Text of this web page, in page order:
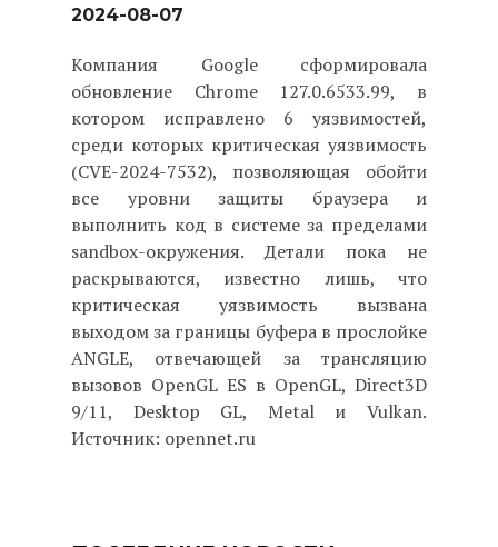
2024-08-07
Компания Google сформировала
обновление Chrome 127.0.6533.99, в
котором исправлено 6 уязвимостей,
среди которых критическая уязвимость
(CVE-2024-7532), позволяющая обойти
все уровни защиты браузера и
выполнить код в системе за пределами
sandbox-окружения. Детали пока не
раскрываются, известно лишь, что
критическая уязвимость вызвана
выходом за границы буфера в прослойке
ANGLE, отвечающей за трансляцию
вызовов OpenGL ES в OpenGL, Direct3D
9/11, Desktop GL, Metal и Vulkan.
Источник: opennet.ru